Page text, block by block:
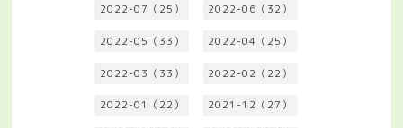
2022-07（25） 2022-06（32）
2022-05（33） 2022-04（25）
2022-03（33） 2022-02（22）
2022-01（22） 2021-12（27）